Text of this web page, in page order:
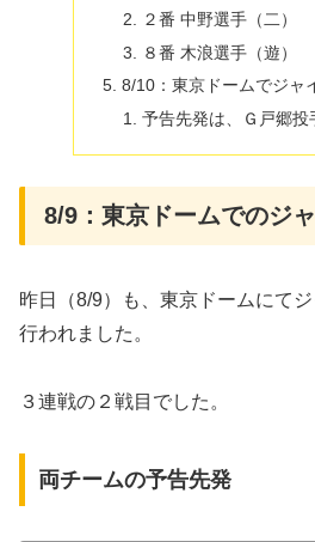
２番 中野選手（二）
８番 木浪選手（遊）
8/10：東京ドームでジャ
予告先発は、Ｇ戸郷投
8/9：東京ドームでのジ
昨日（8/9）も、東京ドームにて
行われました。
３連戦の２戦目でした。
両チームの予告先発